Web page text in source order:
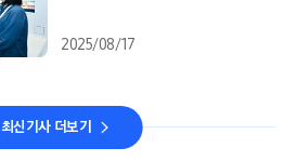
2025/08/17
최신기사 더보기